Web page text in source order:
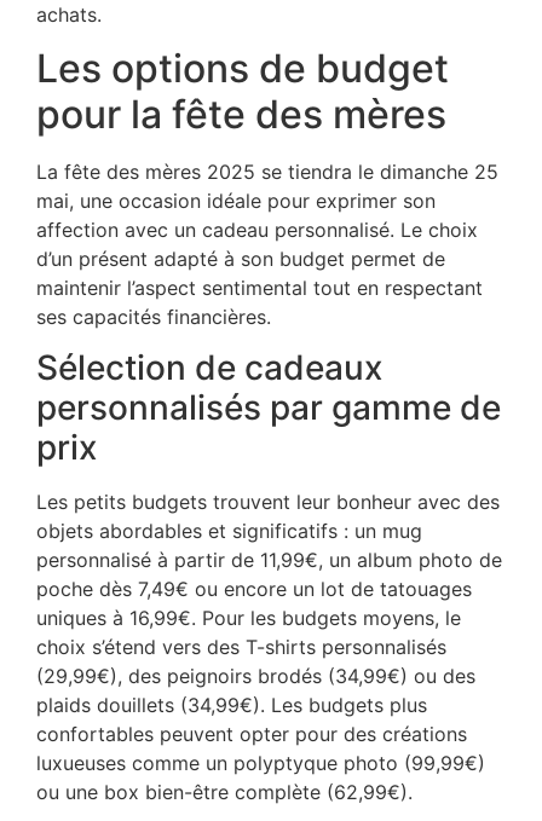
achats.
Les options de budget
pour la fête des mères
La fête des mères 2025 se tiendra le dimanche 25
mai, une occasion idéale pour exprimer son
affection avec un cadeau personnalisé. Le choix
d’un présent adapté à son budget permet de
maintenir l’aspect sentimental tout en respectant
ses capacités financières.
Sélection de cadeaux
personnalisés par gamme de
prix
Les petits budgets trouvent leur bonheur avec des
objets abordables et significatifs : un mug
personnalisé à partir de 11,99€, un album photo de
poche dès 7,49€ ou encore un lot de tatouages
uniques à 16,99€. Pour les budgets moyens, le
choix s’étend vers des T-shirts personnalisés
(29,99€), des peignoirs brodés (34,99€) ou des
plaids douillets (34,99€). Les budgets plus
confortables peuvent opter pour des créations
luxueuses comme un polyptyque photo (99,99€)
ou une box bien-être complète (62,99€).